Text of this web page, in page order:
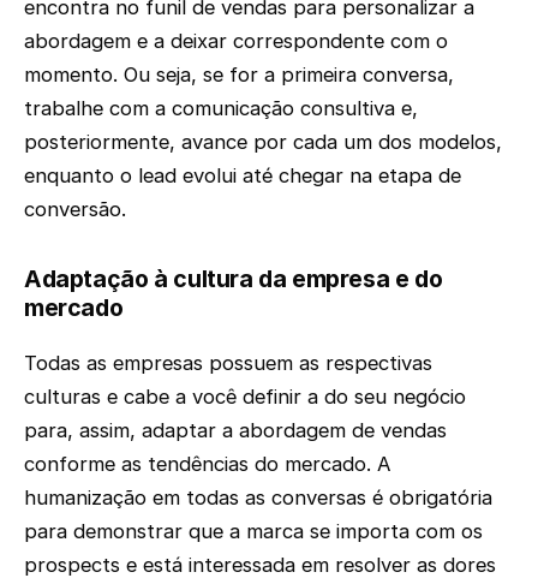
encontra no funil de vendas para personalizar a
abordagem e a deixar correspondente com o
momento. Ou seja, se for a primeira conversa,
trabalhe com a comunicação consultiva e,
posteriormente, avance por cada um dos modelos,
enquanto o lead evolui até chegar na etapa de
conversão.
Adaptação à cultura da empresa e do
mercado
Todas as empresas possuem as respectivas
culturas e cabe a você definir a do seu negócio
para, assim, adaptar a abordagem de vendas
conforme as tendências do mercado. A
humanização em todas as conversas é obrigatória
para demonstrar que a marca se importa com os
prospects e está interessada em resolver as dores